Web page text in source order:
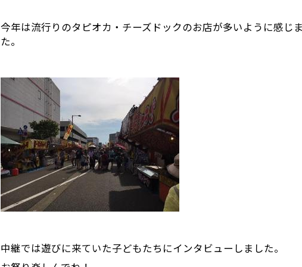
今年は流行りのタピオカ・チーズドックのお店が多いように感じ
た。
中継では遊びに来ていた子どもたちにインタビューしました。